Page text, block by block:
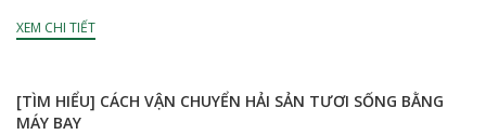
XEM CHI TIẾT
[TÌM HIỂU] CÁCH VẬN CHUYỂN HẢI SẢN TƯƠI SỐNG BẰNG
MÁY BAY